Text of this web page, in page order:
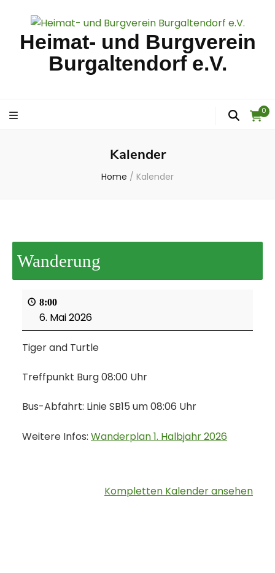
Heimat- und Burgverein
Burgaltendorf e.V.
0
Kalender
Home / Kalender
Wanderung
8:00
6. Mai 2026
Tiger and Turtle
Treffpunkt Burg 08:00 Uhr
Bus-Abfahrt: Linie SB15 um 08:06 Uhr
Weitere Infos: Wanderplan 1. Halbjahr 2026
Kompletten Kalender ansehen